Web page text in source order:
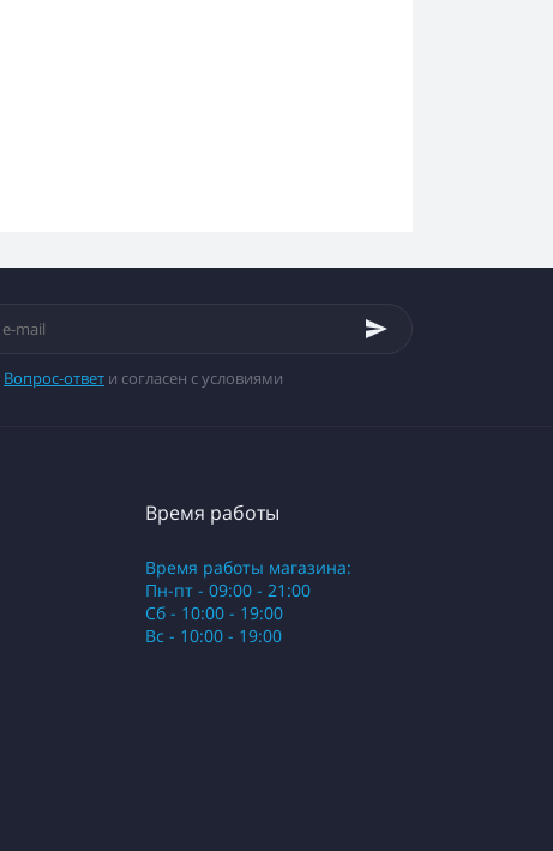
Вопрос-ответ и согласен с условиями
Время работы
Время работы магазина:
Пн-пт - 09:00 - 21:00
Сб - 10:00 - 19:00
Вс - 10:00 - 19:00